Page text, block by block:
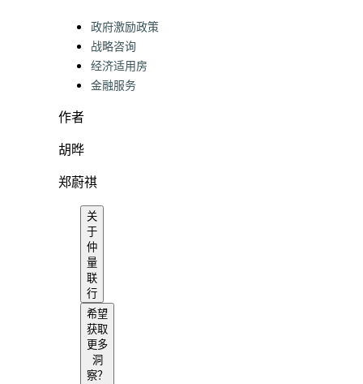
Categories:
政府激励政策
战略咨询
经济适用房
金融服务
作者
胡晔
郑蔚祺
关
于
仲
量
联
行
希望
获取
更多
洞
察？